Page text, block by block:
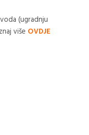
(ugradnju
više OVDJE